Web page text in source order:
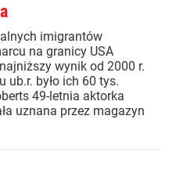
imigrantów
na granicy USA
wynik od 2000 r.
ub.r. było ich 60 tys.
49-letnia aktorka
uznana przez magazyn